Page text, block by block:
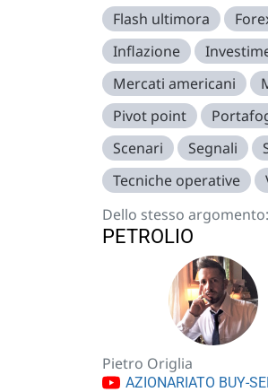
Flash ultimora
Inflazione
Mercati americani
Pivot point
Scenari
Segnali
Tecniche operative
Dello stesso argomento:
PETROLIO
Pietro Origlia
AZIONARIATO BUY-